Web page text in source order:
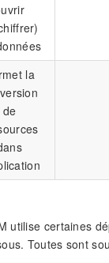
la
de
utilise certaines
Toutes sont